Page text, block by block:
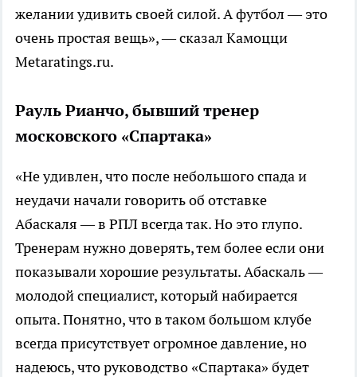
желании удивить своей силой. А футбол — это
очень простая вещь», — сказал Камоцци
Metaratings.ru.
Рауль Рианчо, бывший тренер
московского «Спартака»
«Не удивлен, что после небольшого спада и
неудачи начали говорить об отставке
Абаскаля — в РПЛ всегда так. Но это глупо.
Тренерам нужно доверять, тем более если они
показывали хорошие результаты. Абаскаль —
молодой специалист, который набирается
опыта. Понятно, что в таком большом клубе
всегда присутствует огромное давление, но
надеюсь, что руководство «Спартака» будет